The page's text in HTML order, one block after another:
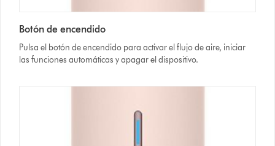
Botón de encendido
Pulsa el botón de encendido para activar el flujo de aire, iniciar
las funciones automáticas y apagar el dispositivo.